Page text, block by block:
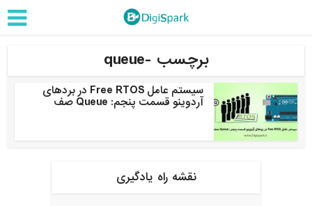
برچسب -queue
سیستم عامل Free RTOS در بردهای
آردوینو قسمت پنجم: Queue صف
نقشه راه یادگیری